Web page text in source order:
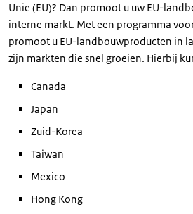
Unie (EU)? Dan promoot u uw EU-
interne markt. Met een programma
promoot u EU-landbouwproducten in
zijn markten die snel groeien. Hierbij
Canada
Japan
Zuid-Korea
Taiwan
Mexico
Hong Kong